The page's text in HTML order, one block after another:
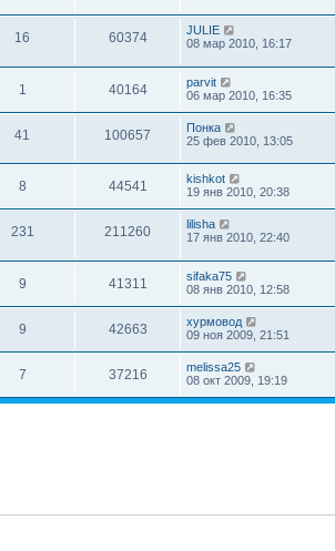
16 60374
JULIE
08 мар 2010, 16:17
1 40164
parvit
06 мар 2010, 16:35
41 100657
Понка
25 фев 2010, 13:05
8 44541
kishkot
19 янв 2010, 20:38
231 211260
lilisha
17 янв 2010, 22:40
9 41311
sifaka75
08 янв 2010, 12:58
9 42663
хурмовод
09 ноя 2009, 21:51
7 37216
melissa25
08 окт 2009, 19:19